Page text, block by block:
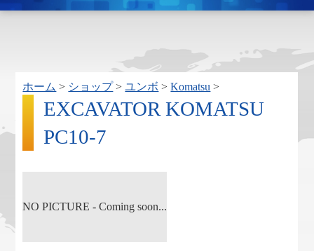
ホーム > ショップ>ユンボ >Komatsu >
EXCAVATOR KOMATSU
PC10-7
NO PICTURE - Coming soon...